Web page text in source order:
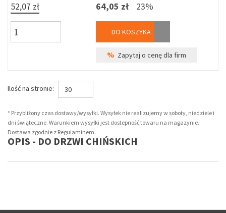
52,07 zł 64,05 zł 23%
DO KOSZYKA
% Zapytaj o cenę dla firm
Ilość na stronie: 30
* Przybliżony czas dostawy/wysyłki. Wysyłek nie realizujemy w soboty, niedziele i
dni świąteczne. Warunkiem wysyłki jest dostepność towaru na magazynie.
Dostawa zgodnie z Regulaminem.
OPIS - DO DRZWI CHIŃSKICH